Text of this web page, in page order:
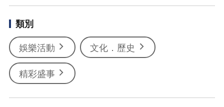
類別
娛樂活動
文化．歷史
精彩盛事